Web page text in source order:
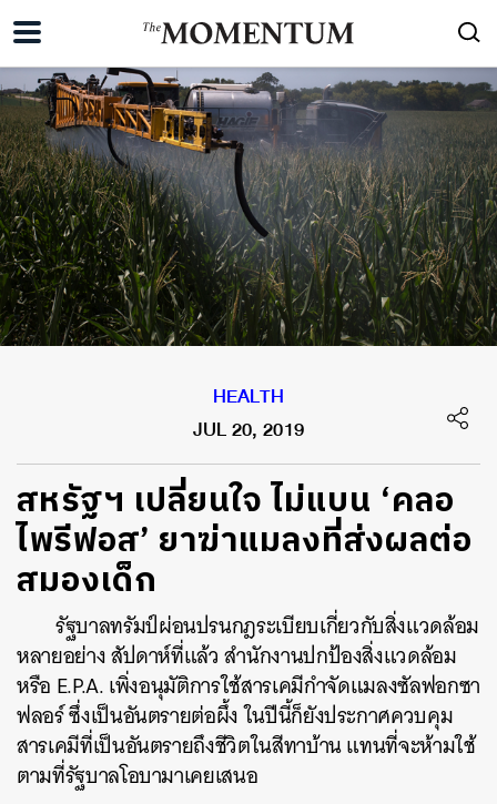
HEALTH
JUL 20, 2019
สหรัฐฯ เปลี่ยนใจ ไม่แบน ‘คลอ
ไพรีฟอส’ ยาฆ่าแมลงที่ส่งผลต่อ
สมองเด็ก
รัฐบาลทรัมป์ผ่อนปรนกฎระเบียบเกี่ยวกับสิ่งแวดล้อม
หลายอย่าง สัปดาห์ที่แล้ว สำนักงานปกป้องสิ่งแวดล้อม
หรือ E.P.A. เพิ่งอนุมัติการใช้สารเคมีกำจัดแมลงซัลฟอกซา
ฟลอร์ ซึ่งเป็นอันตรายต่อผึ้ง ในปีนี้ก็ยังประกาศควบคุม
สารเคมีที่เป็นอันตรายถึงชีวิตในสีทาบ้าน แทนที่จะห้ามใช้
ตามที่รัฐบาลโอบามาเคยเสนอ